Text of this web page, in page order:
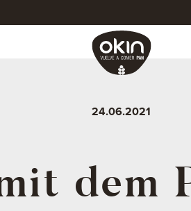
24.06.2021
dem